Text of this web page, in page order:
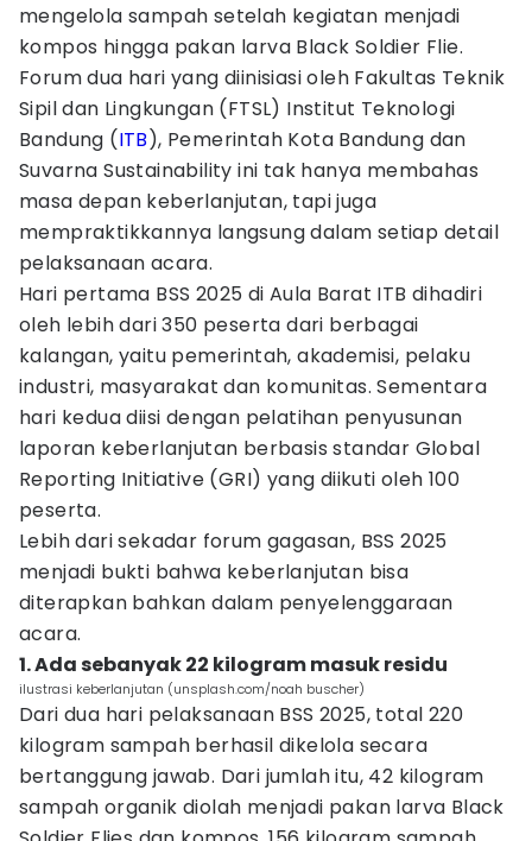
mengelola sampah setelah kegiatan menjadi
kompos hingga pakan larva Black Soldier Flie.
Forum dua hari yang diinisiasi oleh Fakultas Teknik
Sipil dan Lingkungan (FTSL) Institut Teknologi
Bandung (ITB), Pemerintah Kota Bandung dan
Suvarna Sustainability ini tak hanya membahas
masa depan keberlanjutan, tapi juga
mempraktikkannya langsung dalam setiap detail
pelaksanaan acara.
Hari pertama BSS 2025 di Aula Barat ITB dihadiri
oleh lebih dari 350 peserta dari berbagai
kalangan, yaitu pemerintah, akademisi, pelaku
industri, masyarakat dan komunitas. Sementara
hari kedua diisi dengan pelatihan penyusunan
laporan keberlanjutan berbasis standar Global
Reporting Initiative (GRI) yang diikuti oleh 100
peserta.
Lebih dari sekadar forum gagasan, BSS 2025
menjadi bukti bahwa keberlanjutan bisa
diterapkan bahkan dalam penyelenggaraan
acara.
1. Ada sebanyak 22 kilogram masuk residu
ilustrasi keberlanjutan (unsplash.com/noah buscher)
Dari dua hari pelaksanaan BSS 2025, total 220
kilogram sampah berhasil dikelola secara
bertanggung jawab. Dari jumlah itu, 42 kilogram
sampah organik diolah menjadi pakan larva Black